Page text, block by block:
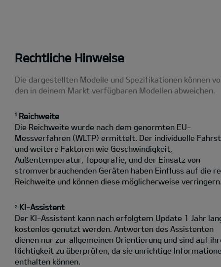
Rechtliche Hinweise
Die dargestellten Modelle und Spezifikationen können
den in deinem Markt verfügbaren Modellen abweichen.
¹ Reichweite
Die Reichweite wurde nach dem genormten EU-
Messverfahren (WLTP) ermittelt. Der individuelle
und weitere Faktoren wie Geschwindigkeit,
Außentemperatur, Topografie‚ und der Einsatz von
stromverbrauchenden Geräten haben Einfluss auf die
Reichweite und können diese möglicherweise
2 KI-Assistent
Der KI-Assistent kann nach erfolgtem Update 1 Jahr
kostenlos genutzt werden. Antworten des Assistenten
dienen nur zur allgemeinen Orientierung und sind auf
Richtigkeit zu überprüfen, da sie unrichtige
enthalten können.